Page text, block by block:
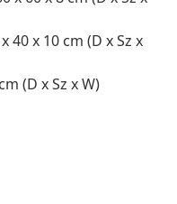
40 x 10 cm (D x Sz x
(D x Sz x W)